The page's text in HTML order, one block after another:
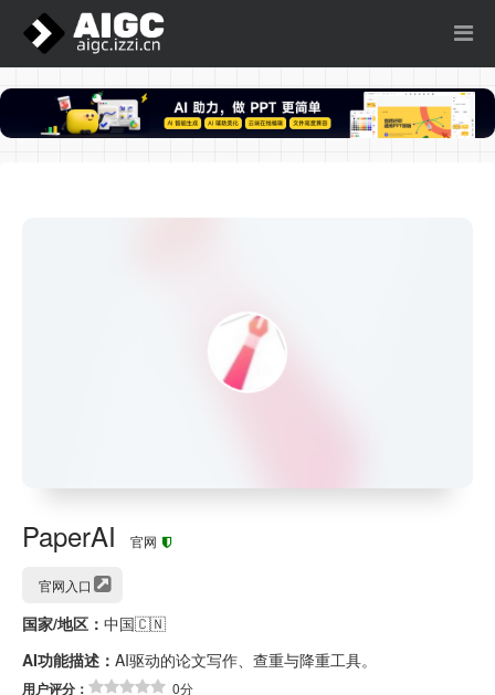
PaperAI 官网
官网入口
国家/地区： 中国🇨🇳
AI功能描述： AI驱动的论文写作、查重与降重工具。
用户评分： 0分